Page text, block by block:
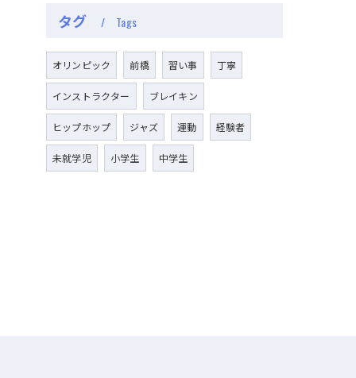
タグ Tags
オリンピック 前橋 習い事 丁寧
インストラクター ブレイキン
ヒップホップ ジャズ 運動 経験者
未就学児 小学生 中学生